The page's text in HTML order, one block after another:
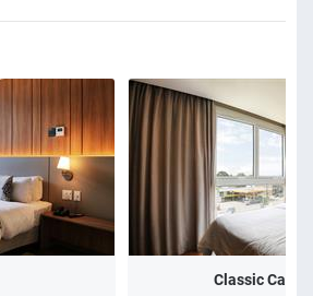
Classic Casal